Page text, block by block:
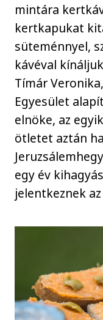
mintára
kertkapukat
süteménnyel,
kávéval
Tímár
Egyesület
elnöke, az
ötletet aztán
egy év
jelentkeznek